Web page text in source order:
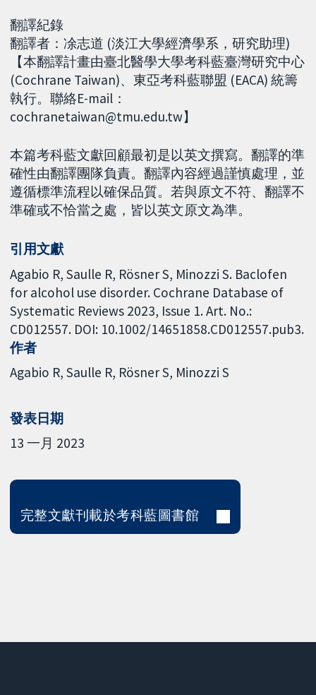
翻譯紀錄
翻譯者：凃志道 (淡江大學經濟學系，研究助理)
【本翻譯計畫由臺北醫學大學考科藍臺灣研究中心
(Cochrane Taiwan)、東亞考科藍聯盟 (EACA) 統籌
執行。聯絡E-mail：
cochranetaiwan@tmu.edu.tw】
本篇考科藍文獻回顧最初是以英文撰寫。翻譯的準
確性由翻譯團隊負責。翻譯內容經過謹慎處理，並
遵循標準流程以確保品質。若與原文不符、翻譯不
準確或不恰當之處，皆以英文原文為準。
引用文獻
Agabio R, Saulle R, Rösner S, Minozzi S. Baclofen
for alcohol use disorder. Cochrane Database of
Systematic Reviews 2023, Issue 1. Art. No.:
CD012557. DOI: 10.1002/14651858.CD012557.pub3.
作者
Agabio R Saulle R Rösner S Minozzi S
發表日期
13 一月 2023
完整文獻刊載於考科藍圖書館